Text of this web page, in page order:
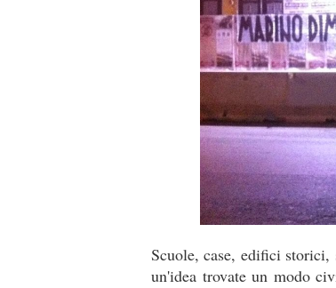
Scuole, case, edifici storici,
un'idea trovate un modo